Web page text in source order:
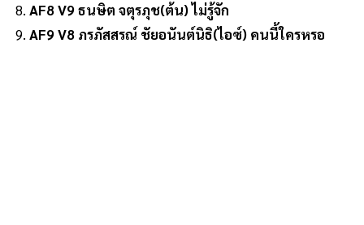
AF8 V9 ธนษิต จตุรภุช(ต้น) ไม่รู้จัก
AF9 V8 ภรภัสสรณ์ ชัยอนันต์นิธิ(ไอซ์) คนนี้ใครหรอ